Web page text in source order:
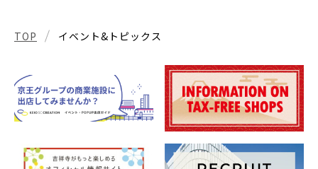
TOP イベント&トピックス